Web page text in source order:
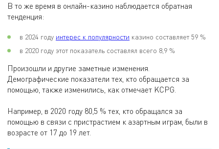
В то же время в онлайн-казино наблюдается обратная
тенденция:
в 2024 году интерес к популярности казино составляет 59 %
в 2020 году этот показатель составлял всего 8,9 %
Произошли и другие заметные изменения.
Демографические показатели тех, кто обращается за
помощью, также изменились, как отмечает KCPG.
Например, в 2020 году 80,5 % тех, кто обращался за
помощью в связи с пристрастием к азартным играм, были в
возрасте от 17 до 19 лет.